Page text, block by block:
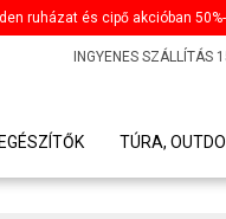
ruházat és cipő akcióban
INGYENES SZÁLLÍTÁS
TÚRA,